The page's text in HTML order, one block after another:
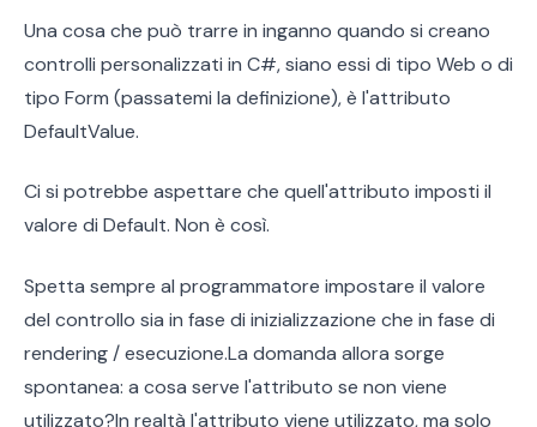
Una cosa che può trarre in inganno quando si creano
controlli personalizzati in C#, siano essi di tipo Web o di
tipo Form (passatemi la definizione), è l'attributo
DefaultValue.
Ci si potrebbe aspettare che quell'attributo imposti il
valore di Default. Non è così.
Spetta sempre al programmatore impostare il valore
del controllo sia in fase di inizializzazione che in fase di
rendering / esecuzione.La domanda allora sorge
spontanea: a cosa serve l'attributo se non viene
utilizzato?In realtà l'attributo viene utilizzato, ma solo